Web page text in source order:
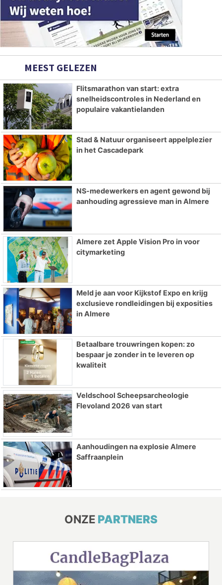
MEEST GELEZEN
Flitsmarathon van start: extra
snelheidscontroles in Nederland en
populaire vakantielanden
Stad & Natuur organiseert appelplezier
in het Cascadepark
NS-medewerkers en agent gewond bij
aanhouding agressieve man in Almere
Almere zet Apple Vision Pro in voor
citymarketing
Meld je aan voor Kijkstof Expo en krijg
exclusieve rondleidingen bij exposities
in Almere
Betaalbare trouwringen kopen: zo
bespaar je zonder in te leveren op
kwaliteit
Veldschool Scheepsarcheologie
Flevoland 2026 van start
Aanhoudingen na explosie Almere
Saffraanplein
ONZE PARTNERS